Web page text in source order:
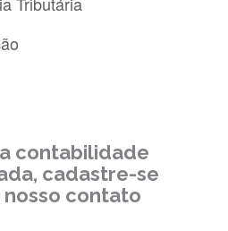
contabilidade
cadastre-se
contato